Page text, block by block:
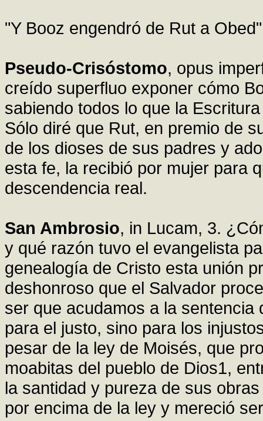
"Y Booz engendró de Rut a
Pseudo-Crisóstomo, opus
creído superfluo exponer cómo
sabiendo todos lo que la
Sólo diré que Rut, en premio de
de los dioses de sus padres y
esta fe, la recibió por mujer para
descendencia real.
San Ambrosio, in Lucam, 3.
y qué razón tuvo el evangelista
genealogía de Cristo esta unión
deshonroso que el Salvador
ser que acudamos a la sentencia
para el justo, sino para los
pesar de la ley de Moisés, que
moabitas del pueblo de Dios1,
la santidad y pureza de sus
por encima de la ley y mereció